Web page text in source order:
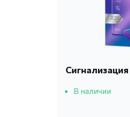
Сигнализация
В наличии